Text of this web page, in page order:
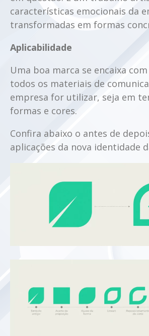
características emocionais da
transformadas em formas
Aplicabilidade
Uma boa marca se encaixa
todos os materiais de
empresa for utilizar, seja em
formas e cores.
Confira abaixo o antes de
aplicações da nova identidade